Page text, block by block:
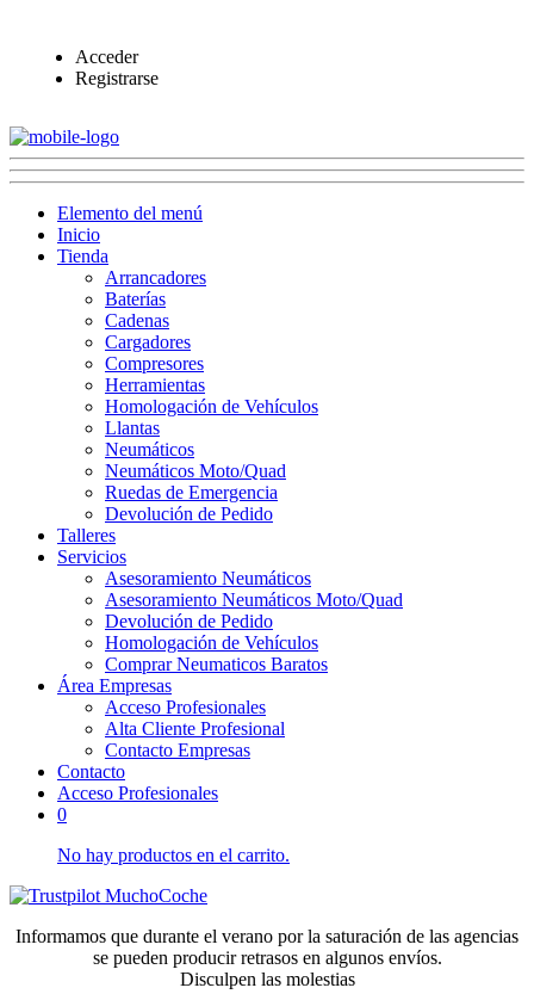
Acceder
Registrarse
Elemento del menú
Inicio
Tienda
Arrancadores
Baterías
Cadenas
Cargadores
Compresores
Herramientas
Homologación de Vehículos
Llantas
Neumáticos
Neumáticos Moto/Quad
Ruedas de Emergencia
Devolución de Pedido
Talleres
Servicios
Asesoramiento Neumáticos
Asesoramiento Neumáticos Moto/Quad
Devolución de Pedido
Homologación de Vehículos
Comprar Neumaticos Baratos
Área Empresas
Acceso Profesionales
Alta Cliente Profesional
Contacto Empresas
Contacto
Acceso Profesionales
0
No hay productos en el carrito.
Informamos que durante el verano por la saturación de las agencias
se pueden producir retrasos en algunos envíos.
Disculpen las molestias